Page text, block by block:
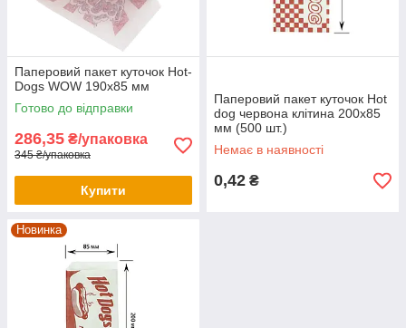
Паперовий пакет куточок Hot-
Dogs WOW 190х85 мм
Готово до відправки
286,35 ₴/упаковка
345 ₴/упаковка
Купити
Паперовий пакет куточок Hot
dog червона клітина 200х85
мм (500 шт.)
Немає в наявності
0,42 ₴
Новинка